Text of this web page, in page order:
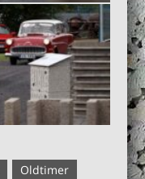
Oldtimer